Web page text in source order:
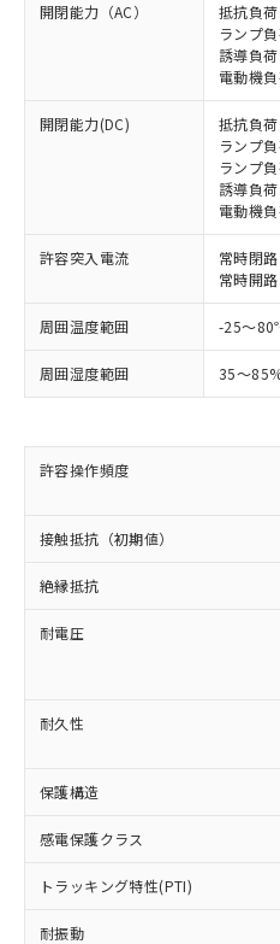
開閉能力（AC）
抵抗負
ランプ
誘導負
電動機
開閉能力(DC)
抵抗負
ランプ
ランプ
誘導負
電動機
許容突入電流
常時閉
常時開
周囲温度範囲 -25～
周囲湿度範囲 35～
許容操作頻度
接触抵抗（初期値）
絶縁抵抗
耐電圧
耐久性
保護構造
感電保護クラス
トラッキング特性(PTI)
耐振動
ご利用条件
以下の条件をお読み
ご利用ください。
本サービスは、
商品の当社在庫
(税抜)を提供さ
当社制御機器事
本サービスの対
ことをご了承く
記載している更
タに基づき作成
覧された時点で
準価格とは異な
※1 対応状況
す。
対応予定：EU RoHS
有に対応した製品に
対応予定なし：EU
非含有に非対応の商
定はありません。
調査・確認中：EU
非含有の対応状況を
非該当品：ライセン
害物質有無と関係の
仕入先様の事情によ
いたものが、含有品
むを得ず変更すること
*EU RoHS指令（10物質）：
鉛(Pb) 1000ppm以下、 水
ミウム(Cd) 100ppm以下、
六価クロム(Cr(Ⅵ)) 1000ppm
(PBDE) 1000ppm以下、フ
「○」：最大均質材
基準値以下であるこ
「×」：最大均質材
基準値を超えている
「－」：未確認です。
*中国RoHS10物質の基準値
Pb(鉛) :1000ppm、 Hg(水銀)
ニル類) : 1000ppm、
当社は、これら
為替および外国
または国外への
国政府の輸出許
可)を取得するな
号